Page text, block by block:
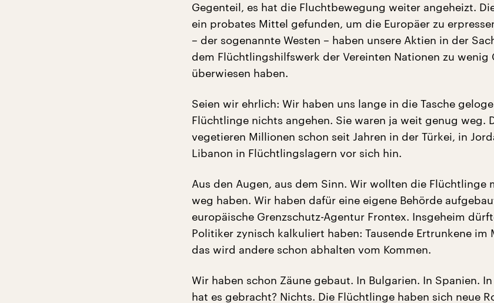
Gegenteil, es hat die Fluchtbewegung weiter angeheizt.
ein probates Mittel gefunden, um die Europäer zu
– der sogenannte Westen – haben unsere Aktien in der
dem Flüchtlingshilfswerk der Vereinten Nationen zu wenig
überwiesen haben.
Seien wir ehrlich: Wir haben uns lange in die Tasche
Flüchtlinge nichts angehen. Sie waren ja weit genug weg.
vegetieren Millionen schon seit Jahren in der Türkei, in
Libanon in Flüchtlingslagern vor sich hin.
Aus den Augen, aus dem Sinn. Wir wollten die Flüchtlinge
weg haben. Wir haben dafür eine eigene Behörde
europäische Grenzschutz-Agentur Frontex. Insgeheim
Politiker zynisch kalkuliert haben: Tausende Ertrunkene im
das wird andere schon abhalten vom Kommen.
Wir haben schon Zäune gebaut. In Bulgarien. In Spanien. In
hat es gebracht? Nichts. Die Flüchtlinge haben sich neue